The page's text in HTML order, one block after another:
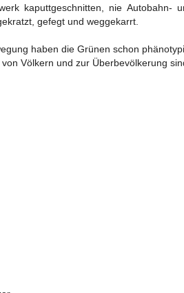
kaputtgeschnitten, nie Autobahn-
gefegt und weggekarrt.
haben die Grünen schon
Völkern und zur Überbevölkerung